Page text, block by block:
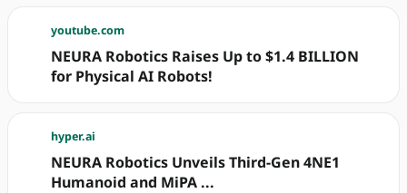
youtube.com
NEURA Robotics Raises Up to $1.4 BILLION
for Physical AI Robots!
hyper.ai
NEURA Robotics Unveils Third-Gen 4NE1
Humanoid and MiPA ...